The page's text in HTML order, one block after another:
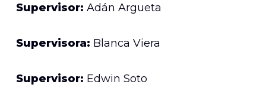
Supervisor: Adán Argueta
Supervisora: Blanca Viera
Supervisor: Edwin Soto